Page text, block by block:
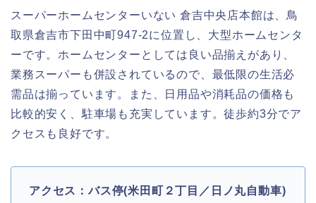
スーパーホームセンターいない 倉吉中央店本館は、鳥
取県倉吉市下田中町947-2に位置し、大型ホームセンタ
ーです。ホームセンターとしては良い品揃えがあり、
業務スーパーも併設されているので、最低限の生活必
需品は揃っています。また、日用品や消耗品の価格も
比較的安く、駐車場も充実しています。徒歩約3分でア
クセスも良好です。
アクセス：バス停(米田町２丁目／日ノ丸自動車)